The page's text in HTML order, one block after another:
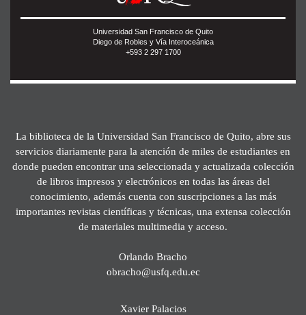
Universidad San Francisco de Quito
Diego de Robles y Vía Interoceánica
+593 2 297 1700
La biblioteca de la Universidad San Francisco de Quito, abre sus
servicios diariamente para la atención de miles de estudiantes en
donde pueden encontrar una seleccionada y actualizada colección
de libros impresos y electrónicos en todas las áreas del
conocimiento, además cuenta con suscripciones a las más
importantes revistas científicas y técnicas, una extensa colección
de materiales multimedia y acceso.
Orlando Bracho
obracho@usfq.edu.ec
Xavier Palacios